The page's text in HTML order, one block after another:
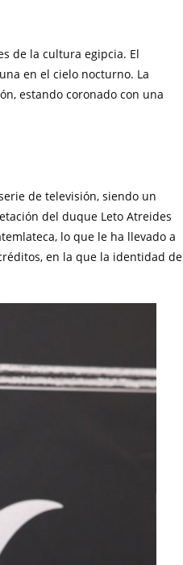
de la cultura egipcia. El
en el cielo nocturno. La
estando coronado con una
de televisión, siendo un
del duque Leto Atreides
lo que le ha llevado a
en la que la identidad de